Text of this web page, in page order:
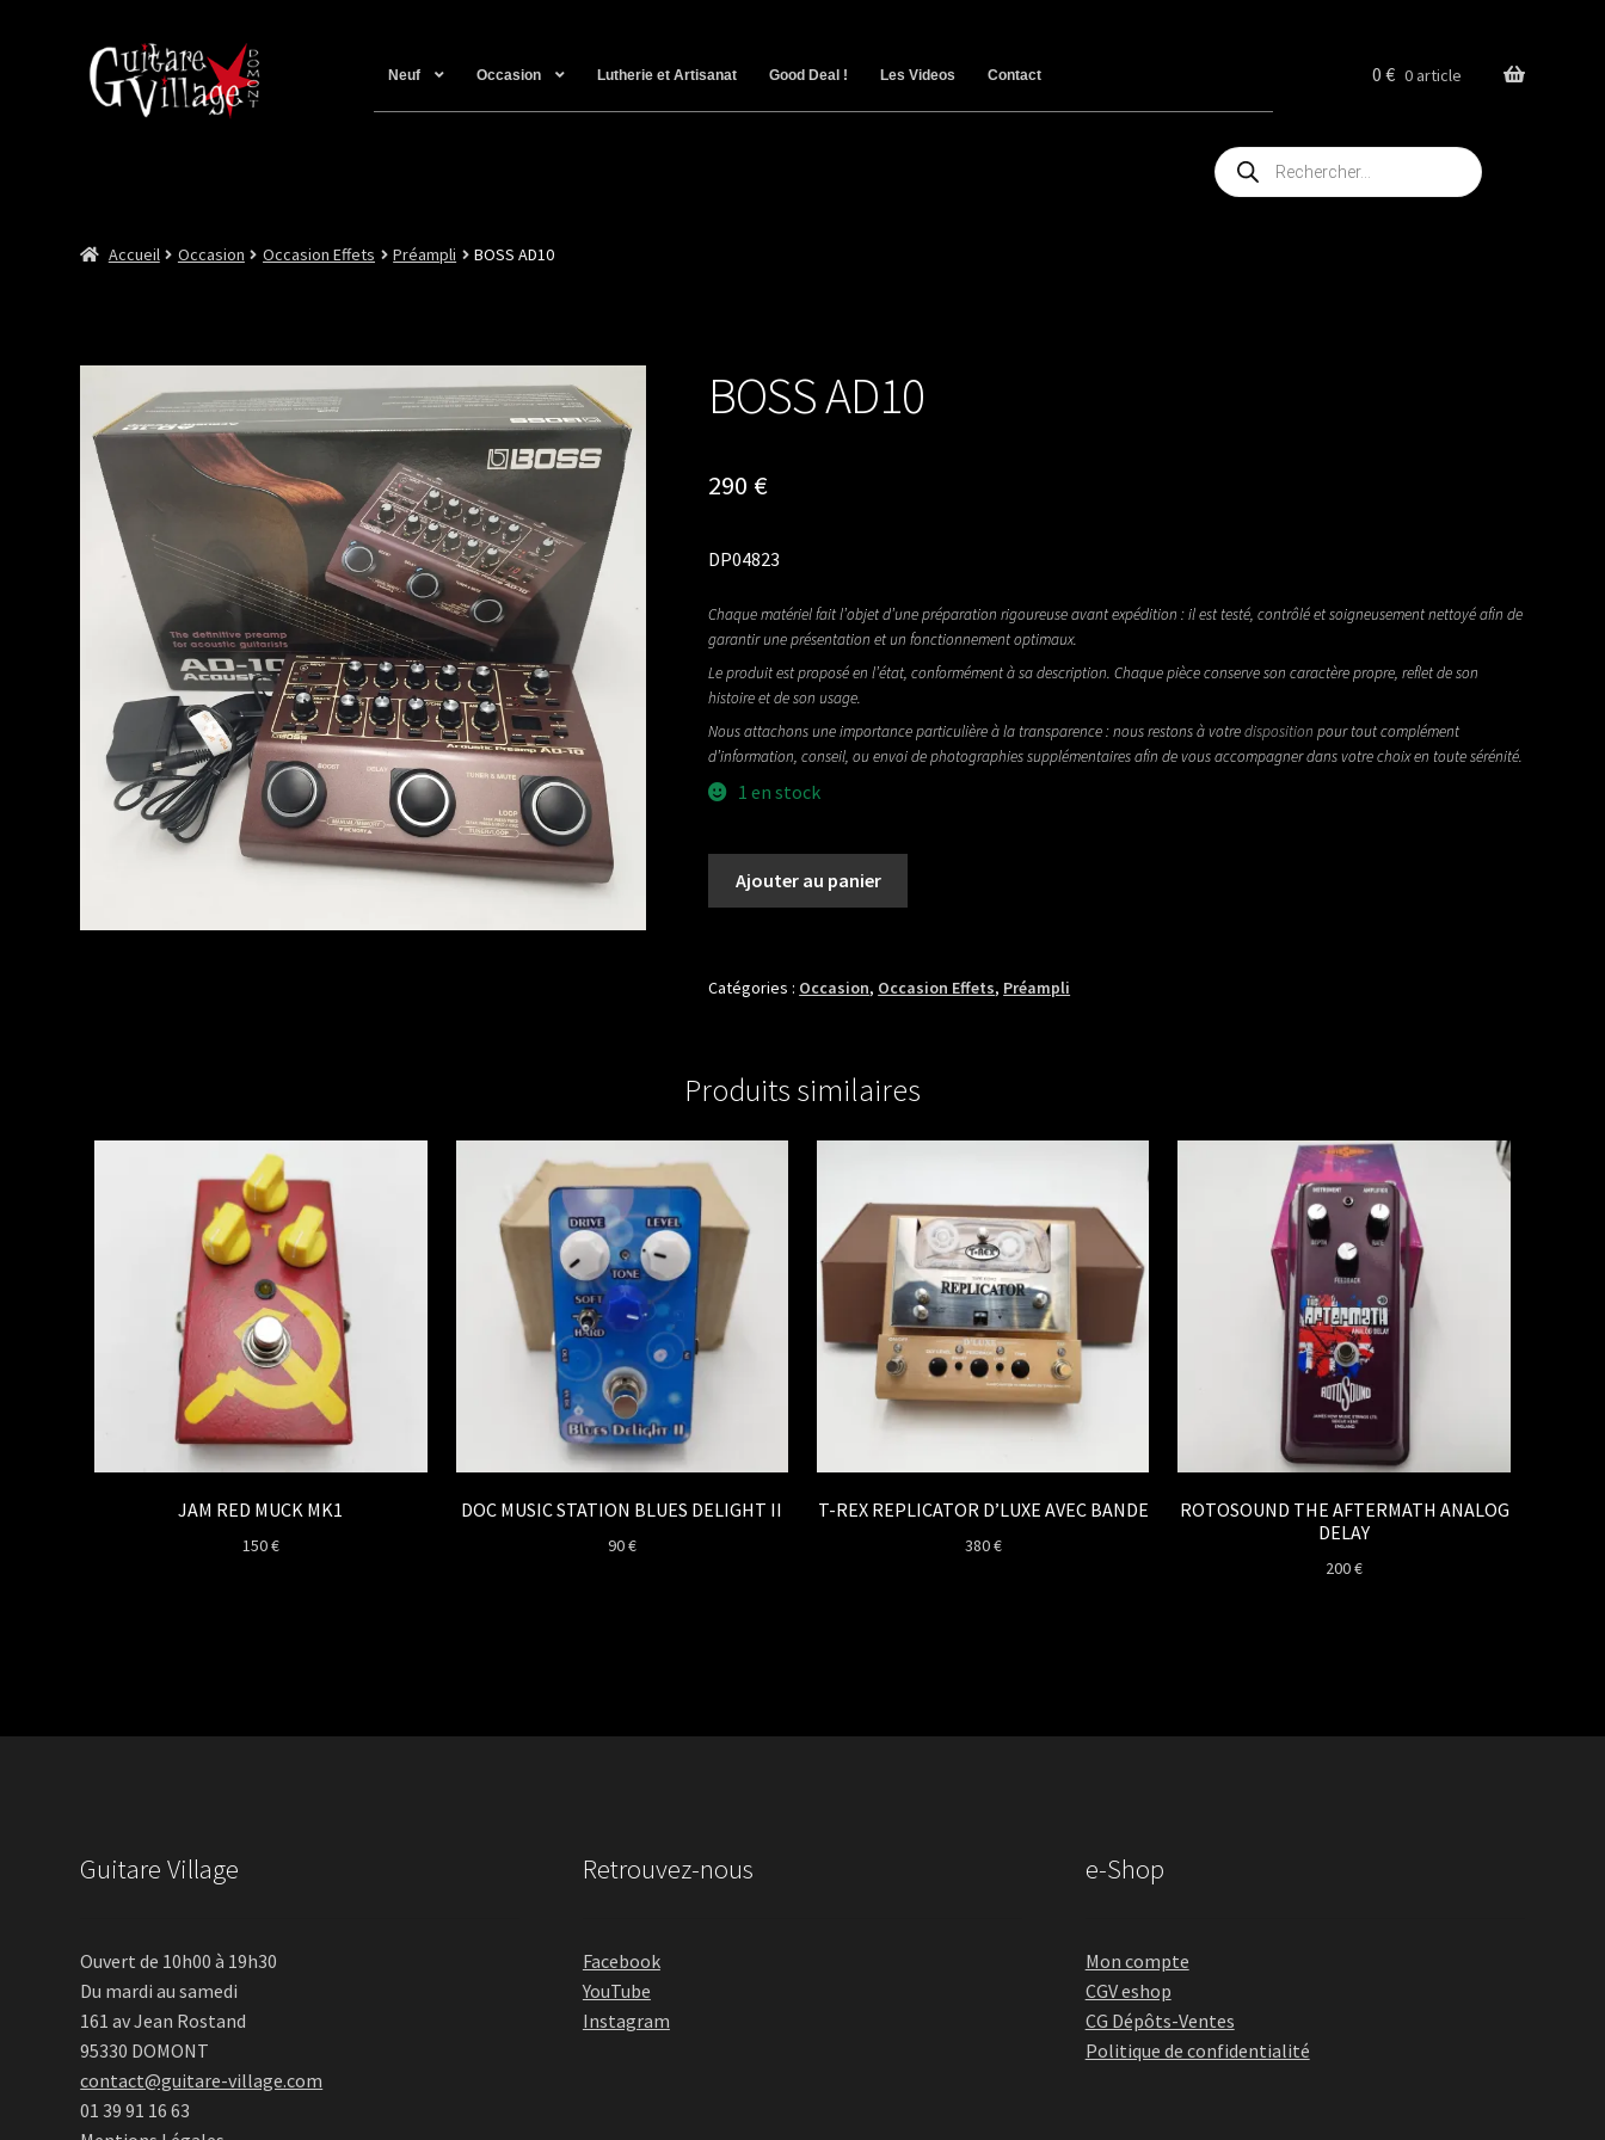
Neuf Occasion Lutherie et Artisanat Good Deal ! Les Videos Contact 0€ 0 article
Recherche
de
produits
Accueil Occasion Occasion Effets Préampli BOSS AD10
BOSS AD10
290 €
DP04823
Chaque matériel fait l’objet d’une préparation rigoureuse avant expédition : il est testé, contrôlé et soigneusement nettoyé afin de
garantir une présentation et un fonctionnement optimaux.
Le produit est proposé en l’état, conformément à sa description. Chaque pièce conserve son caractère propre, reflet de son
histoire et de son usage.
Nous attachons une importance particulière à la transparence : nous restons à votredisposition pour tout complément
d’information, conseil, ou envoi de photographies supplémentaires afin de vous accompagner dans votre choix en toute sérénité.
1 en stock
Ajouter au panier
Catégories : Occasion, Occasion Effets, Préampli
Produits similaires
JAM RED MUCK MK1
150€
DOC MUSIC STATION BLUES DELIGHT II
90€
T-REX REPLICATOR D’LUXE AVEC BANDE
380€
ROTOSOUND THE AFTERMATH ANALOG
DELAY
200€
Guitare Village
Ouvert de 10h00 à 19h30
Du mardi au samedi
161 av Jean Rostand
95330 DOMONT
contact@guitare-village.com
01 39 91 16 63
Retrouvez-nous
Facebook
YouTube
Instagram
e-Shop
Mon compte
CGV eshop
CG Dépôts-Ventes
Politique de confidentialité